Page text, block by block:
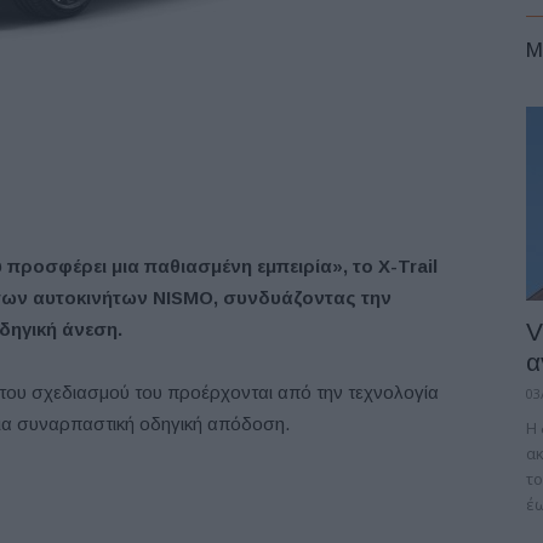
μια παθιασμένη εμπειρία», το X-Trail
αυτοκινήτων NISMO, συνδυάζοντας την
άνεση.
σχεδιασμού του προέρχονται από την τεχνολογία
συναρπαστική οδηγική απόδοση.
Η